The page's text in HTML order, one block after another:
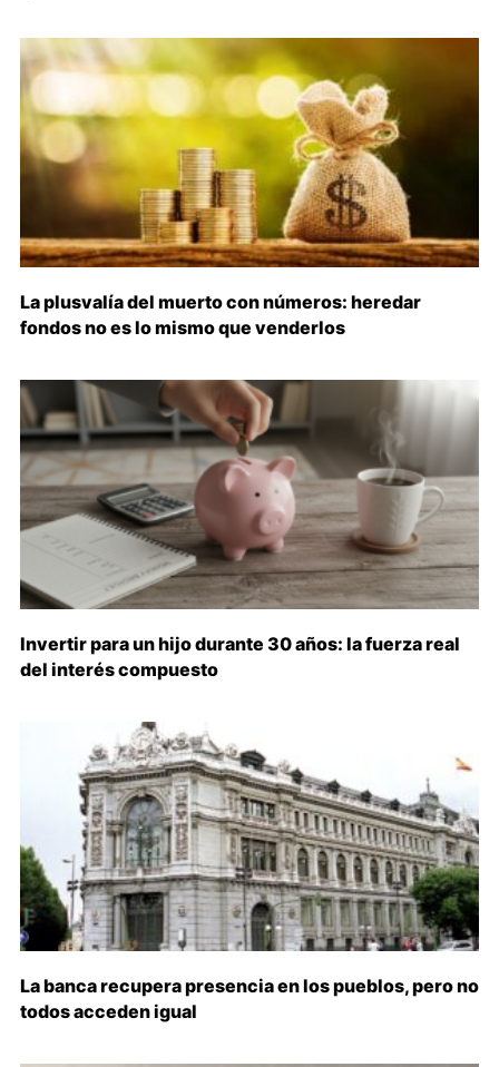
La plusvalía del muerto con números: heredar
fondos no es lo mismo que venderlos
Invertir para un hijo durante 30 años: la fuerza real
del interés compuesto
La banca recupera presencia en los pueblos, pero no
todos acceden igual